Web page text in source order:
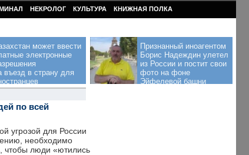
НЕКРОЛОГ КУЛЬТУРА КНИЖНАЯ ПОЛКА
может ввести
электронные
въезд в страну для
Признанный иноагентом
Борис Надеждин улетел
из России и постит свои
фото на фоне
Эйфелевой башни
по всей
угрозой для России
необходимо
чтобы люди «ютились